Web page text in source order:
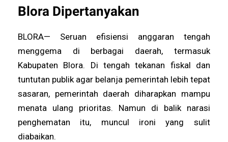
Blora Dipertanyakan
BLORA— Seruan efisiensi anggaran tengah
menggema di berbagai daerah, termasuk
Kabupaten Blora. Di tengah tekanan fiskal dan
tuntutan publik agar belanja pemerintah lebih tepat
sasaran, pemerintah daerah diharapkan mampu
menata ulang prioritas. Namun di balik narasi
penghematan itu, muncul ironi yang sulit
diabaikan.